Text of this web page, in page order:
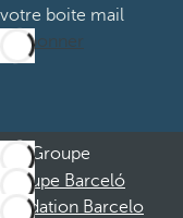
votre boite mail
M’abonner
Groupe
Groupe Barceló
Fondation Barcelo